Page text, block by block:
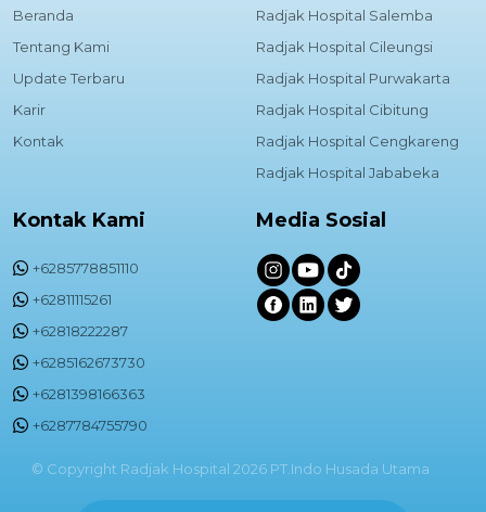
Beranda
Tentang Kami
Update Terbaru
Karir
Kontak
Radjak Hospital Salemba
Radjak Hospital Cileungsi
Radjak Hospital Purwakarta
Radjak Hospital Cibitung
Radjak Hospital Cengkareng
Radjak Hospital Jababeka
Kontak Kami
+6285778851110
+62811115261
+62818222287
+6285162673730
+6281398166363
+6287784755790
Media Sosial
© Copyright Radjak Hospital 2026 PT.Indo Husada Utama